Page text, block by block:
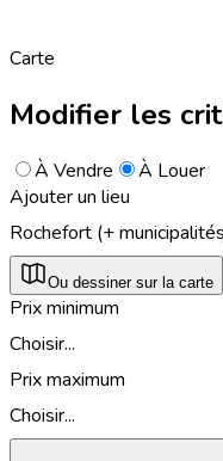
Carte
Modifier les
À Vendre
À Louer
Ajouter un lieu
Rochefort (+
Ou dessiner sur la carte
Prix minimum
Choisir...
Prix maximum
Choisir...